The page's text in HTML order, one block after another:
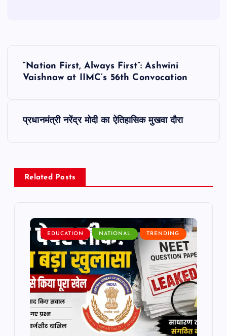
“Nation First, Always First”: Ashwini
Vaishnaw at IIMC’s 56th Convocation
प्रधानमंत्री नरेंद्र मोदी का ऐतिहासिक मुखवा दौरा
Related Posts
EDUCATION NATIONAL TRENDING